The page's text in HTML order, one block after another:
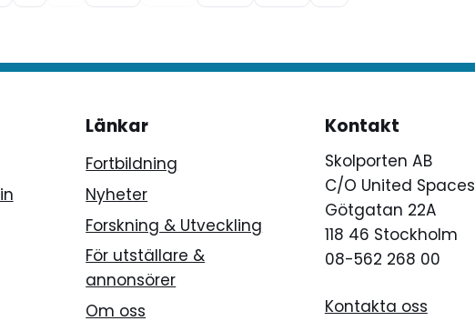
Länkar
Fortbildning
Nyheter
Forskning & Utveckling
För utställare &
annonsörer
Om oss
Kontakt
Skolporten AB
C/O United Spaces
Götgatan 22A
118 46 Stockholm
08-562 268 00
Kontakta oss